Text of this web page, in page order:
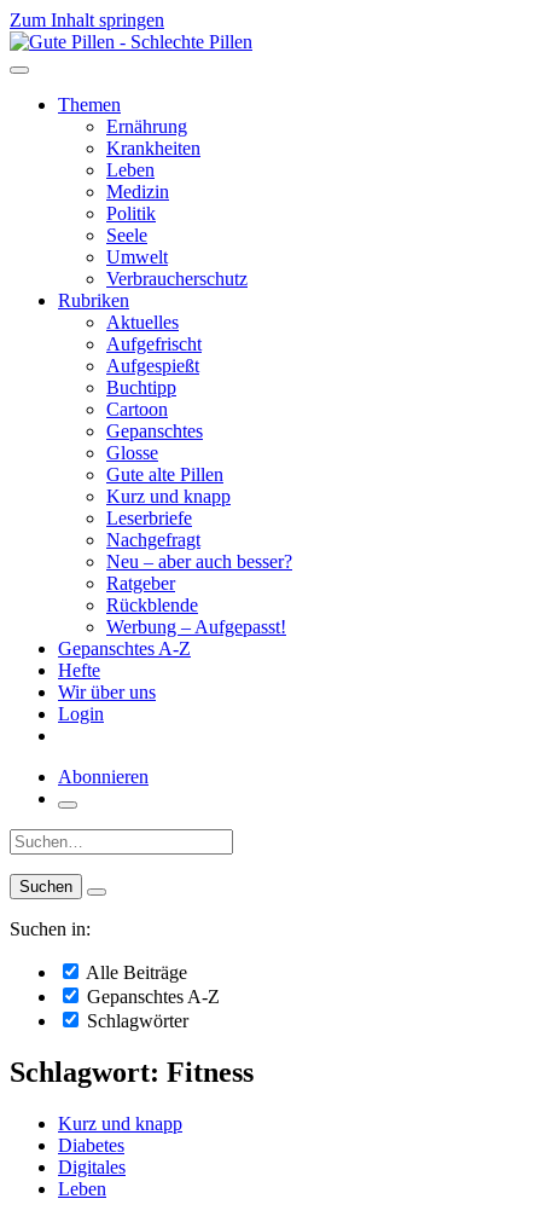
Zum Inhalt springen
Themen
Ernährung
Krankheiten
Leben
Medizin
Politik
Seele
Umwelt
Verbraucherschutz
Rubriken
Aktuelles
Aufgefrischt
Aufgespießt
Buchtipp
Cartoon
Gepanschtes
Glosse
Gute alte Pillen
Kurz und knapp
Leserbriefe
Nachgefragt
Neu – aber auch besser?
Ratgeber
Rückblende
Werbung – Aufgepasst!
Gepanschtes A-Z
Hefte
Wir über uns
Login
Abonnieren
Suche:
Suchen in:
Alle Beiträge
Gepanschtes A-Z
Schlagwörter
Schlagwort: Fitness
Kurz und knapp
Diabetes
Digitales
Leben